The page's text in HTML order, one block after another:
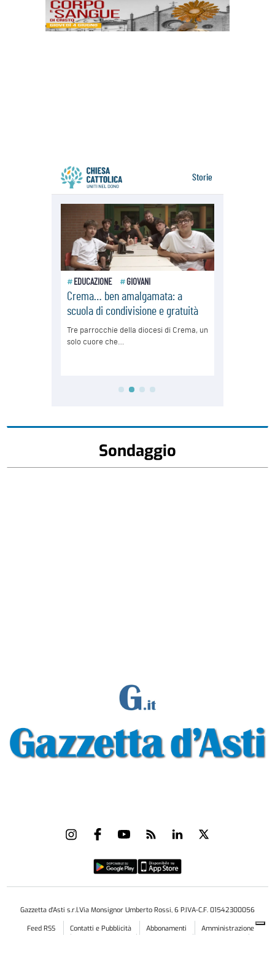
Sondaggio
Gazzetta d'Asti s.r.l.Via Monsignor Umberto Rossi, 6 P.IVA-C.F. 01542300056
Feed RSS
Contatti e Pubblicità Abbonamenti
Amministrazione